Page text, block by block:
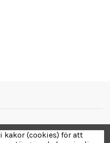
kakor (cookies) för att